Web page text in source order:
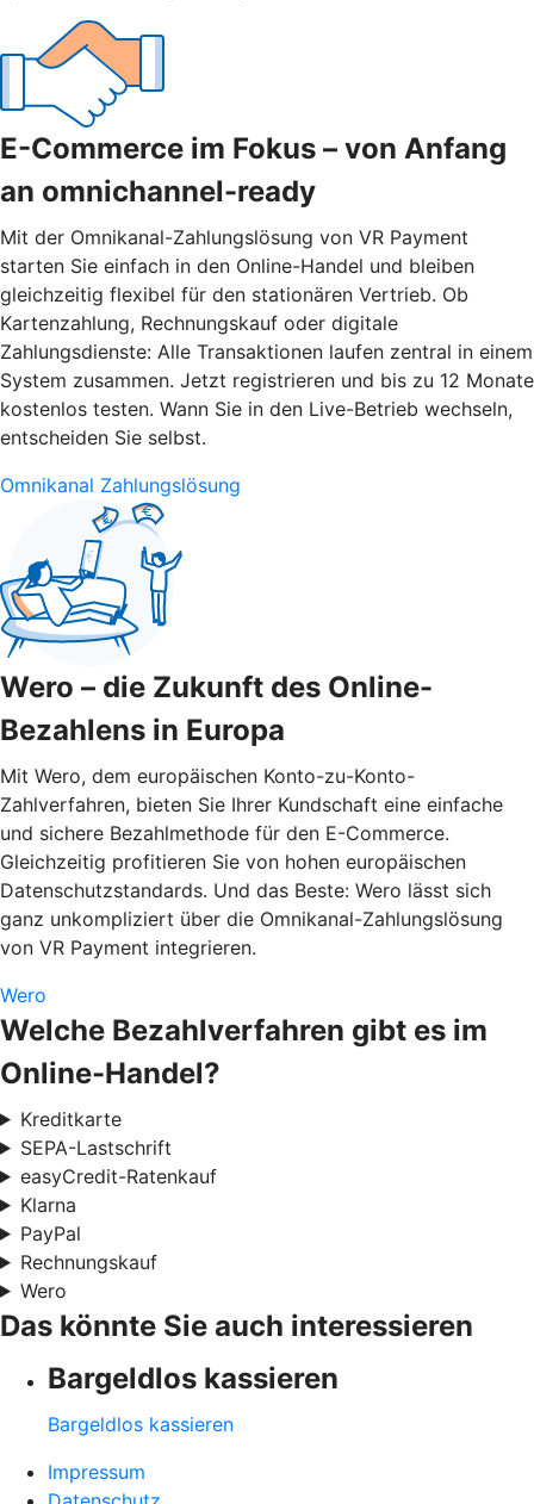
E-Commerce im Fokus – von Anfang
an omnichannel-ready
Mit der Omnikanal-Zahlungslösung von VR Payment
starten Sie einfach in den Online-Handel und bleiben
gleichzeitig flexibel für den stationären Vertrieb. Ob
Kartenzahlung, Rechnungskauf oder digitale
Zahlungsdienste: Alle Transaktionen laufen zentral in einem
System zusammen. Jetzt registrieren und bis zu 12 Monate
kostenlos testen. Wann Sie in den Live-Betrieb wechseln,
entscheiden Sie selbst.
Omnikanal Zahlungslösung
Wero – die Zukunft des Online-
Bezahlens in Europa
Mit Wero, dem europäischen Konto-zu-Konto-
Zahlverfahren, bieten Sie Ihrer Kundschaft eine einfache
und sichere Bezahlmethode für den E-Commerce.
Gleichzeitig profitieren Sie von hohen europäischen
Datenschutzstandards. Und das Beste: Wero lässt sich
ganz unkompliziert über die Omnikanal-Zahlungslösung
von VR Payment integrieren.
Wero
Welche Bezahlverfahren gibt es im
Online-Handel?
Kreditkarte
SEPA-Lastschrift
easyCredit-Ratenkauf
Klarna
PayPal
Rechnungskauf
Wero
Das könnte Sie auch interessieren
Bargeldlos kassieren
Bargeldlos kassieren
Impressum